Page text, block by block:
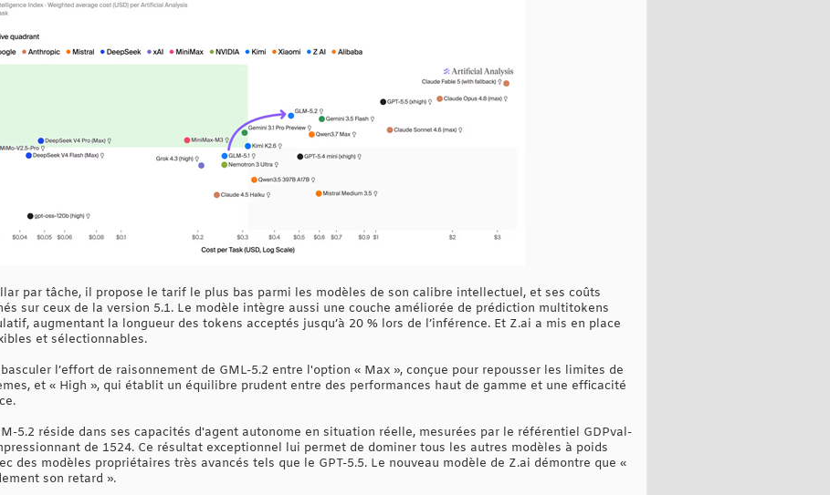
par tâche, il propose le tarif le plus bas parmi les modèles de son calibre intellectuel, et ses coûts
sur ceux de la version 5.1. Le modèle intègre aussi une couche améliorée de prédiction multitokens
augmentant la longueur des tokens acceptés jusqu’à 20 % lors de l’inférence. Et Z.ai a mis en place
et sélectionnables.
l’effort de raisonnement de GML-5.2 entre l'option « Max », conçue pour repousser les limites de
et « High », qui établit un équilibre prudent entre des performances haut de gamme et une efficacité
5.2 réside dans ses capacités d'agent autonome en situation réelle, mesurées par le référentiel GDPval-
de 1524. Ce résultat exceptionnel lui permet de dominer tous les autres modèles à poids
des modèles propriétaires très avancés tels que le GPT-5.5. Le nouveau modèle de Z.ai démontre que «
son retard ».